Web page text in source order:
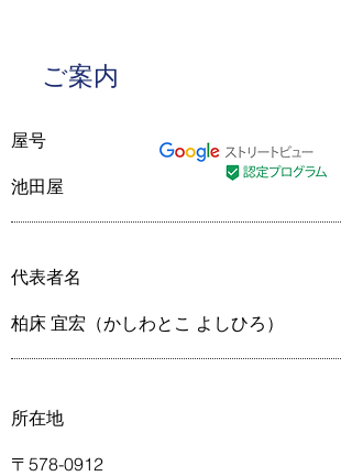
ご案内
屋号
池田屋
代表者名
柏床 宜宏（かしわとこ よしひろ）
所在地
〒578-0912